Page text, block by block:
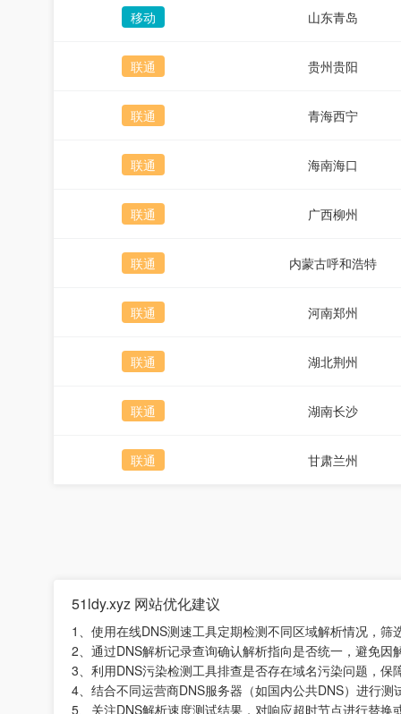
移动 山东青岛
联通 贵州贵阳
联通 青海西宁
联通 海南海口
联通 广西柳州
联通 内蒙古呼和浩特
联通 河南郑州
联通 湖北荆州
联通 湖南长沙
联通 甘肃兰州
51ldy.xyz 网站优化建议
1、使用在线DNS测速工具定期检测不同区域解析情况，筛
2、通过DNS解析记录查询确认解析指向是否统一，避免因
3、利用DNS污染检测工具排查是否存在域名污染问题，保
4、结合不同运营商DNS服务器（如国内公共DNS）进行测
5、关注DNS解析速度测试结果，对响应超时节点进行替换